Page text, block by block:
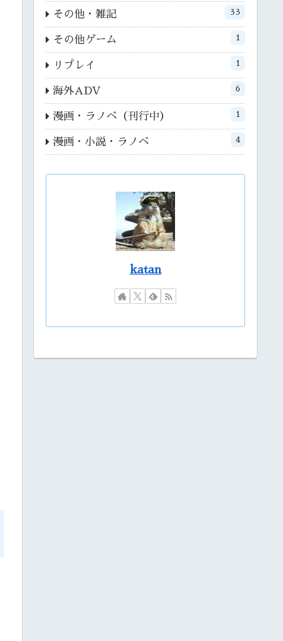
その他・雑記 33
その他ゲーム 1
リプレイ 1
海外ADV 6
漫画・ラノベ（刊行中） 1
漫画・小説・ラノベ 4
katan